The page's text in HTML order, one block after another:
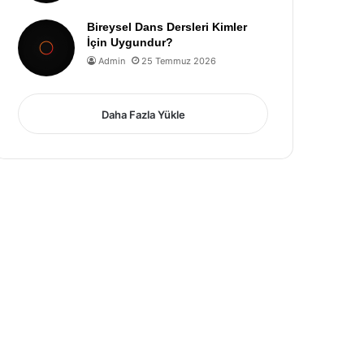
Bireysel Dans Dersleri Kimler
İçin Uygundur?
Admin 25 Temmuz 2026
Daha Fazla Yükle